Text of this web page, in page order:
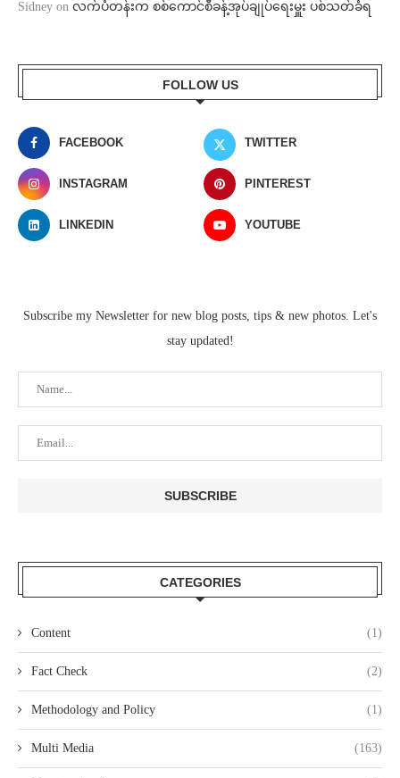
Sidney on လက်ပံတန်းက စစ်ကောင်စီခန့်အုပ်ချုပ်ရေးမှူး ပစ်သတ်ခံရ
FOLLOW US
FACEBOOK TWITTER
INSTAGRAM PINTEREST
LINKEDIN YOUTUBE
Subscribe my Newsletter for new blog posts, tips & new photos. Let's
stay updated!
CATEGORIES
Content (1)
Fact Check (2)
Methodology and Policy (1)
Multi Media (163)